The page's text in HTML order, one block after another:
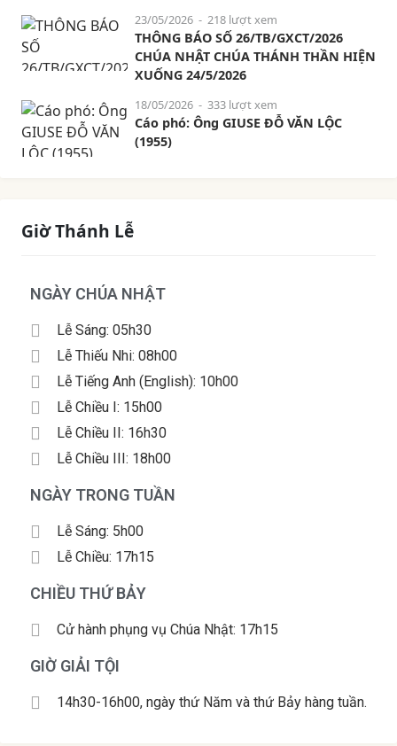
23/05/2026 - 218 lượt xem
THÔNG BÁO SỐ 26/TB/GXCT/2026
CHÚA NHẬT CHÚA THÁNH THẦN HIỆN
XUỐNG 24/5/2026
18/05/2026 - 333 lượt xem
Cáo phó: Ông GIUSE ĐỖ VĂN LỘC
(1955)
Giờ Thánh Lễ
NGÀY CHÚA NHẬT
Lễ Sáng: 05h30
Lễ Thiếu Nhi: 08h00
Lễ Tiếng Anh (English): 10h00
Lễ Chiều I: 15h00
Lễ Chiều II: 16h30
Lễ Chiều III: 18h00
NGÀY TRONG TUẦN
Lễ Sáng: 5h00
Lễ Chiều: 17h15
CHIỀU THỨ BẢY
Cử hành phụng vụ Chúa Nhật: 17h15
GIỜ GIẢI TỘI
14h30-16h00, ngày thứ Năm và thứ Bảy hàng tuần.